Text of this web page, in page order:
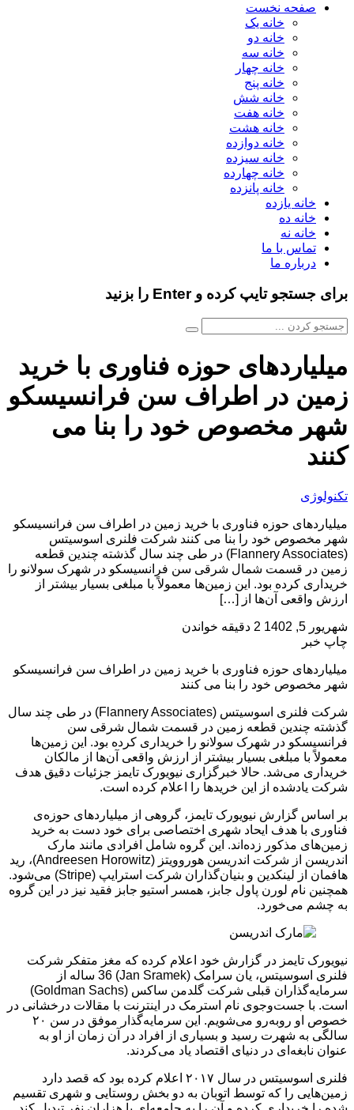
صفحه نخست
خانه یک
خانه دو
خانه سه
خانه چهار
خانه پنج
خانه شش
خانه هفت
خانه هشت
خانه دوازده
خانه سیزده
خانه چهارده
خانه پانزده
خانه یازده
خانه ده
خانه نه
تماس با ما
درباره ما
برای جستجو تایپ کرده و Enter را بزنید
میلیاردهای حوزه فناوری با خرید
زمین در اطراف سن فرانسیسکو
شهر مخصوص خود را بنا می
کنند
تکنولوژی
میلیاردهای حوزه فناوری با خرید زمین در اطراف سن فرانسیسکو
شهر مخصوص خود را بنا می کنند شرکت فلنری اسوسیتس
(Flannery Associates) در طی چند سال گذشته چندین قطعه
زمین در قسمت شمال شرقی سن فرانسیسکو در شهرک سولانو را
خریداری کرده بود. این زمین‌ها معمولاً با مبلغی بسیار بیشتر از
ارزش واقعی آن‌ها از […]
شهریور 5, 1402
2 دقیقه خواندن
چاپ خبر
میلیاردهای حوزه فناوری با خرید زمین در اطراف سن فرانسیسکو
شهر مخصوص خود را بنا می کنند
شرکت فلنری اسوسیتس (Flannery Associates) در طی چند سال
گذشته چندین قطعه زمین در قسمت شمال شرقی سن
فرانسیسکو در شهرک سولانو را خریداری کرده بود. این زمین‌ها
معمولاً با مبلغی بسیار بیشتر از ارزش واقعی آن‌ها از مالکان
خریداری می‌شد. حالا خبرگزاری نیویورک تایمز جزئیات دقیق هدف
شرکت یادشده از این خریدها را اعلام کرده است.
بر اساس گزارش نیویورک تایمز، گروهی از میلیاردهای حوزه‌ی
فناوری با هدف ایحاد شهری اختصاصی برای خود دست به خرید
زمین‌های مذکور زده‌اند. این گروه شامل افرادی مانند مارک
اندریسن از شرکت اندریسن هوروویتز (Andreesen Horowitz)، رید
هافمان از لینکدین و بنیان‌گذاران شرکت استرایپ (Stripe) می‌شود.
همچنین نام لورن پاول جابز، همسر استیو جابز فقید نیز در این گروه
به چشم می‌خورد.
نیویورک تایمز در گزارش خود اعلام کرده که مغز متفکر شرکت
فلنری اسوسیتس، یان سرامک (Jan Sramek) 36 ساله از
سرمایه‌گذاران قبلی شرکت گلدمن ساکس (Goldman Sachs)
است. با جست‌وجوی نام استرمک در اینترنت با مقالات درخشانی در
خصوص او روبه‌رو می‌شویم. این سرمایه‌گذار موفق در سن ۲۰
سالگی به شهرت رسید و بسیاری از افراد در آن زمان از او به
عنوان نابغه‌ای در دنیای اقتصاد یاد می‌کردند.
فلنری اسوسیتس در سال ۲۰۱۷ اعلام کرده بود که قصد دارد
زمین‌هایی را که توسط اتوبان به دو بخش روستایی و شهری تقسیم